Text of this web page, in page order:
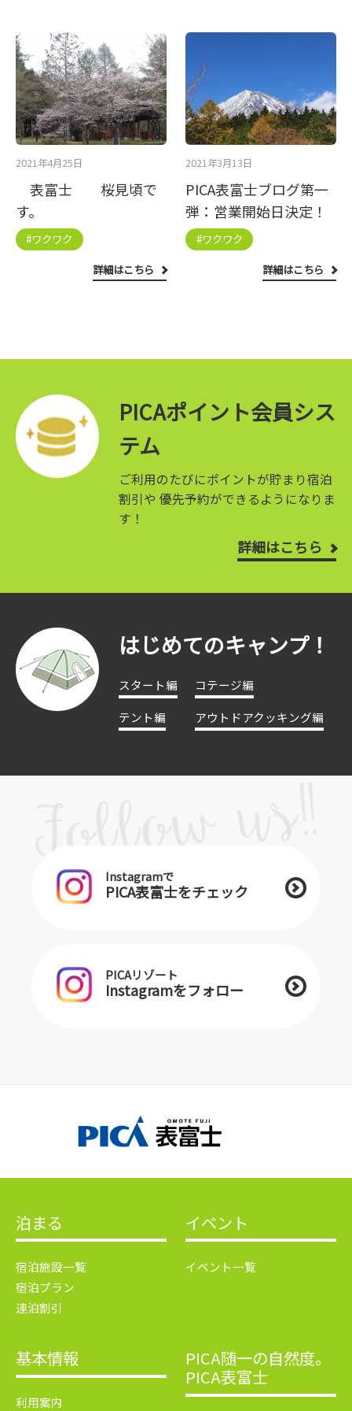
2021年4月25日
表富士 桜見頃で
す。
#ワクワク
詳細はこちら
2021年3月13日
PICA表富士ブログ第一
弾：営業開始日決定！
#ワクワク
詳細はこちら
PICAポイント会員シス
テム
ご利用のたびにポイントが貯まり宿泊
割引や 優先予約ができるようになりま
す！
詳細はこちら
はじめてのキャンプ！
スタート編
コテージ編
テント編
アウトドアクッキング編
Instagramで
PICA表富士をチェック
PICAリゾート
Instagramをフォロー
泊まる
宿泊施設一覧
宿泊プラン
連泊割引
イベント
イベント一覧
基本情報
利用案内
PICA随一の自然度。
PICA表富士